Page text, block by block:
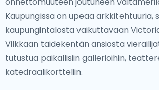
saavutuksia. Luonnonystäville Giant's
ainutlaatuiset geologiset
Connemaran upeat maisemat ovat
jotka korostavat Irlannin luonnon
Pois kuljetulta polulta
Kaupungissa on upeaa arkkitehtuuria,
kaupungintalosta vaikuttavaan
Vilkkaan taidekentän ansiosta
tutustua paikallisiin gallerioihin,
katedraalikortteliin.